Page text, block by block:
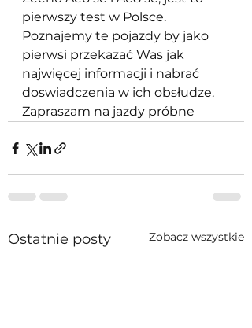
pierwszy test w Polsce.
Poznajemy te pojazdy by jako
pierwsi przekazać Was jak
najwięcej informacji i nabrać
doswiadczenia w ich obsłudze.
Zapraszam na jazdy próbne
Ostatnie posty Zobacz wszystkie